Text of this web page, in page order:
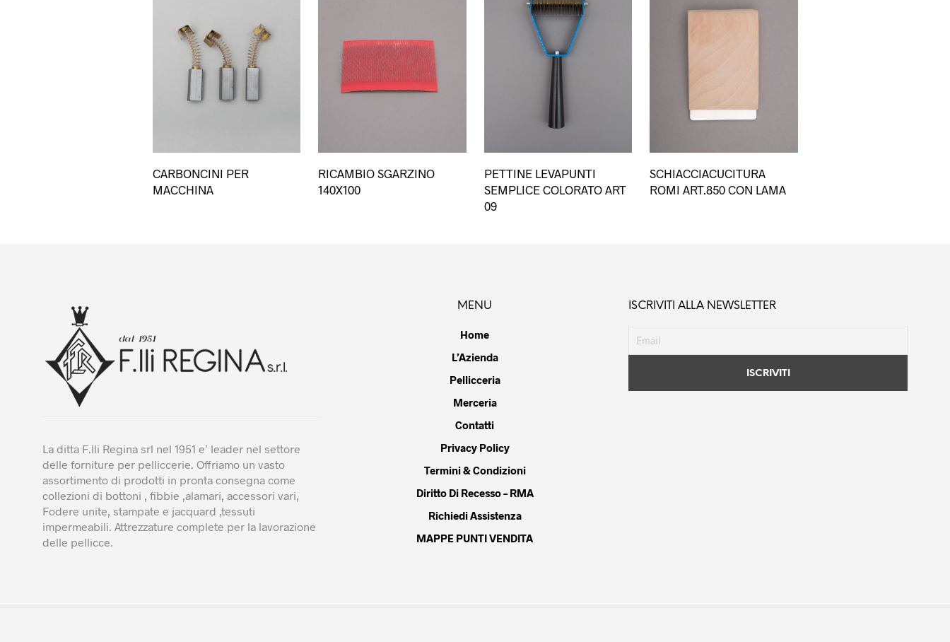
CARBONCINI PER
MACCHINA
RICAMBIO SGARZINO
140X100
PETTINE LEVAPUNTI
SEMPLICE COLORATO ART
09
SCHIACCIACUCITURA
ROMI ART.850 CON LAMA
La ditta F.lli Regina srl nel 1951 e’ leader nel settore
delle forniture per pelliccerie. Offriamo un vasto
assortimento di prodotti in pronta consegna come
collezioni di bottoni , fibbie ,alamari, accessori vari,
Fodere unite, stampate e jacquard ,tessuti
impermeabili. Attrezzature complete per la lavorazione
delle pellicce.
MENU
Home
L’Azienda
Pellicceria
Merceria
Contatti
Privacy Policy
Termini & Condizioni
Diritto Di Recesso – RMA
Richiedi Assistenza
MAPPE PUNTI VENDITA
ISCRIVITI ALLA NEWSLETTER